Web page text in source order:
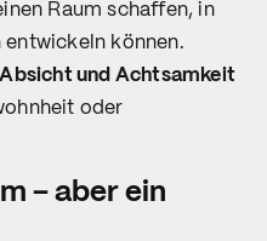
Raum schaffen, in
entwickeln können.
und Achtsamkeit
oder
– aber ein